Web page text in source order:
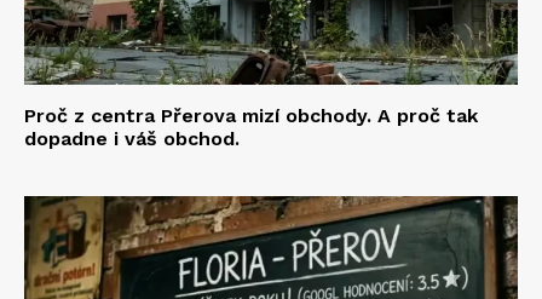
Proč z centra Přerova mizí obchody. A proč tak
dopadne i váš obchod.